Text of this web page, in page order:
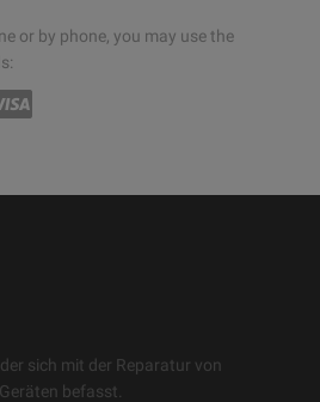
or by phone, you may use the
sich mit der Reparatur von
befasst.